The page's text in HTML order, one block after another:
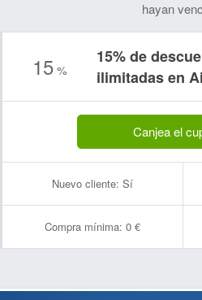
hayan
15 %
15% de
ilimitadas en
Canjea el
Nuevo cliente: Sí
Compra mínima: 0 €